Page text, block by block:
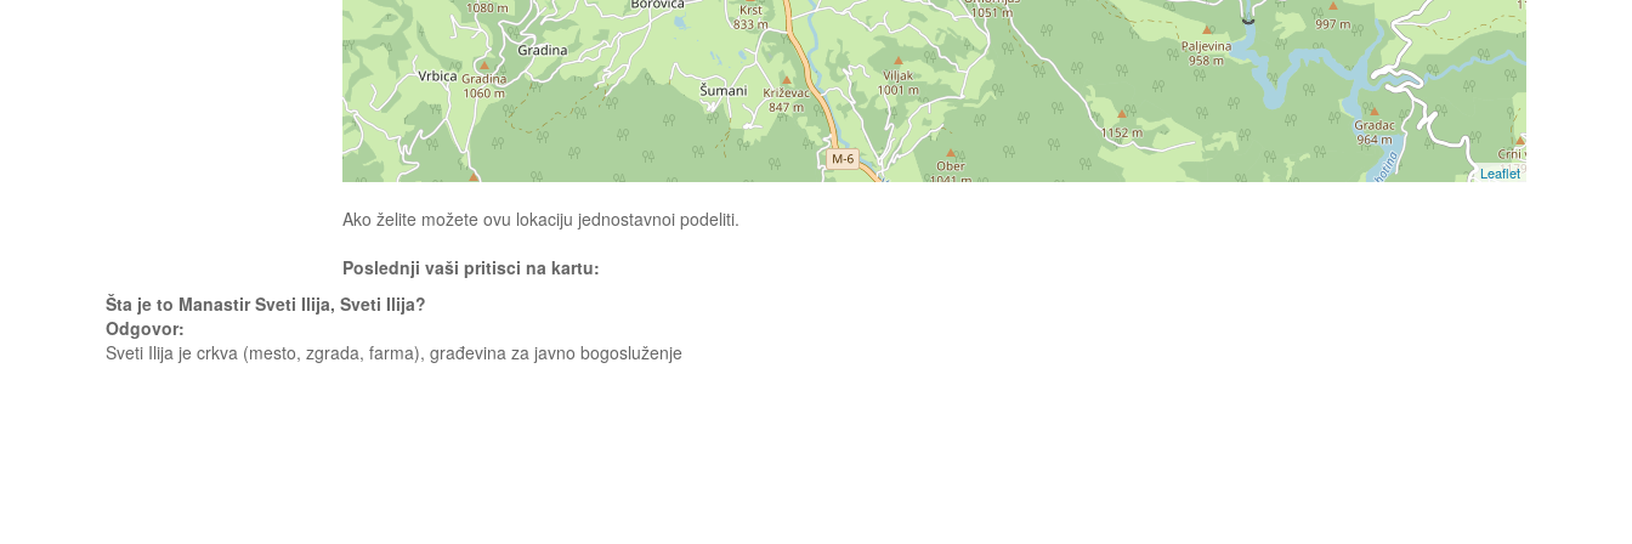
Leaflet
Ako želite možete ovu lokaciju jednostavnoi podeliti.
Poslednji vaši pritisci na kartu:
Šta je to Manastir Sveti Ilija, Sveti Ilija?
Odgovor:
Sveti Ilija je crkva (mesto, zgrada, farma), građevina za javno bogosluženje